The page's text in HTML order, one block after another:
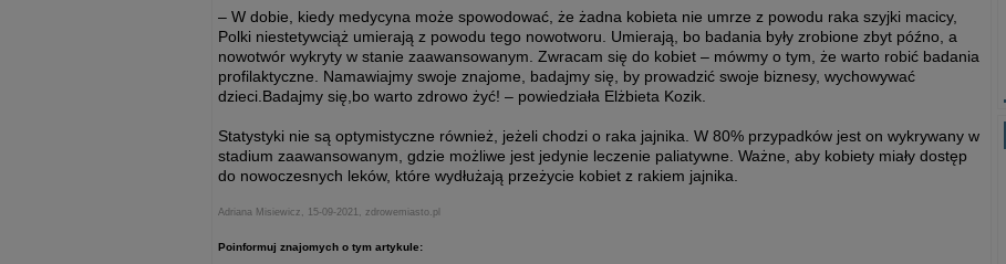
– W dobie, kiedy medycyna może spowodować, że żadna kobieta nie umrze z powodu raka szyjki macicy,
Polki niestetywciąż umierają z powodu tego nowotworu. Umierają, bo badania były zrobione zbyt późno, a
nowotwór wykryty w stanie zaawansowanym. Zwracam się do kobiet – mówmy o tym, że warto robić badania
profilaktyczne. Namawiajmy swoje znajome, badajmy się, by prowadzić swoje biznesy, wychowywać
dzieci.Badajmy się,bo warto zdrowo żyć! – powiedziała Elżbieta Kozik.
Statystyki nie są optymistyczne również, jeżeli chodzi o raka jajnika. W 80% przypadków jest on wykrywany w
stadium zaawansowanym, gdzie możliwe jest jedynie leczenie paliatywne. Ważne, aby kobiety miały dostęp
do nowoczesnych leków, które wydłużają przeżycie kobiet z rakiem jajnika.
Adriana Misiewicz, 15-09-2021, zdrowemiasto.pl
Poinformuj znajomych o tym artykule: